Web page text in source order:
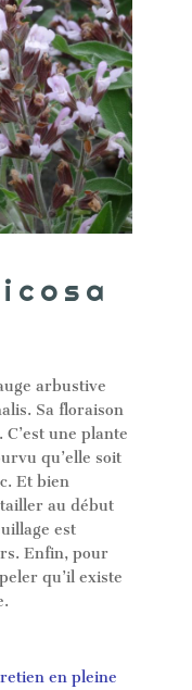
arbustive
Sa floraison
une plante
qu’elle soit
Et bien
au début
est
Enfin, pour
qu’il existe
en pleine